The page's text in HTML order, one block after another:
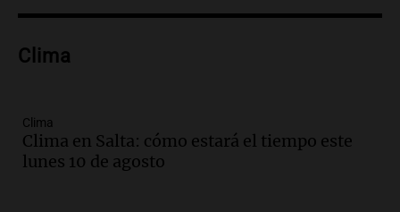
Episodios
investigación internacional sobre asma
Audio.Suspenden descuento en SUBE y
aumentan tarifas del SUBTE en Buenos
Clima
Clima
Clima en Salta: cómo estará el tiempo este
lunes 10 de agosto